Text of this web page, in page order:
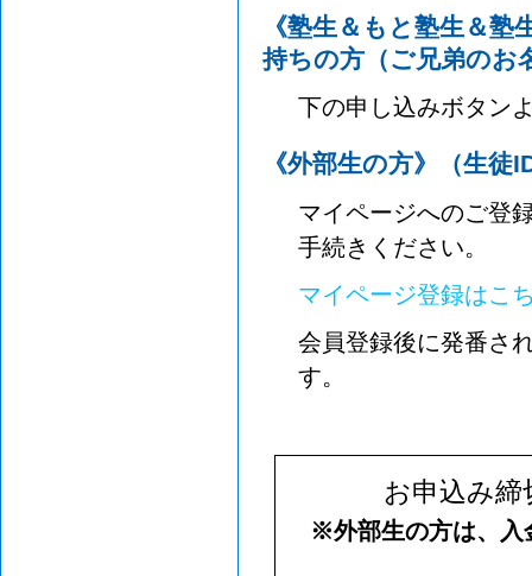
《塾生＆もと塾生＆
持ちの方（ご兄弟のお
下の申し込みボタン
《外部生の方》（生
マイページへのご登
手続きください。
マイページ登録はこ
会員登録後に発番さ
す。
お申込み締
※外部生の方は、入